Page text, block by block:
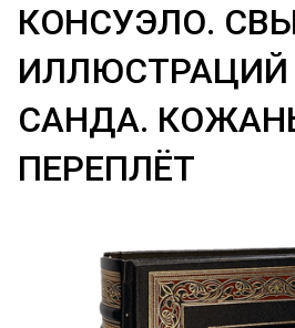
КОНСУЭЛО.
САНДА.
ПЕРЕПЛЁТ